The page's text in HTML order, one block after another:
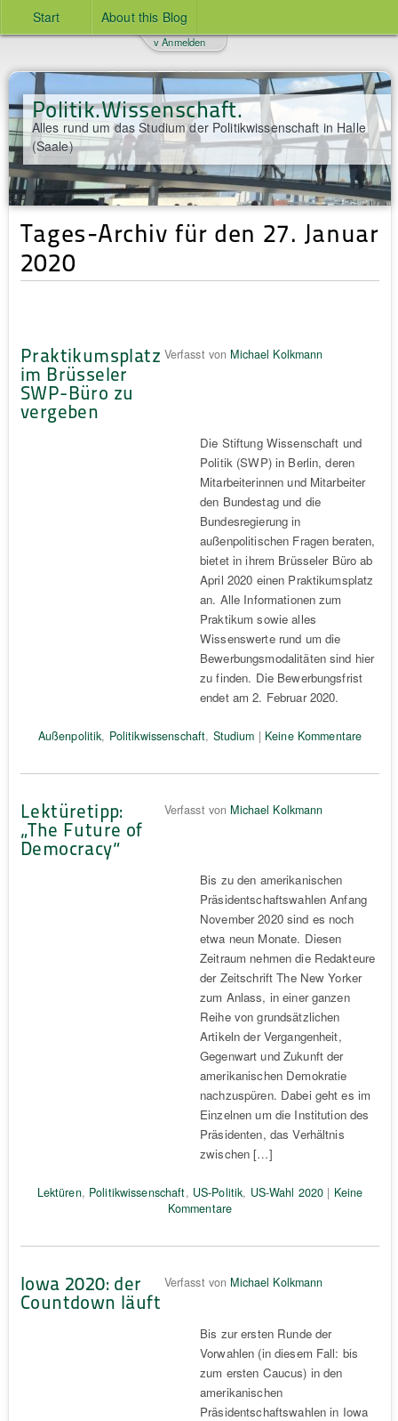
Start About this Blog
Politik.Wissenschaft.
Alles rund um das Studium der Politikwissenschaft in Halle
(Saale)
v Anmelden
Tages-Archiv für den 27. Januar
2020
Praktikumsplatz
im Brüsseler
SWP-Büro zu
vergeben
Verfasst von Michael Kolkmann
Die Stiftung Wissenschaft und
Politik (SWP) in Berlin, deren
Mitarbeiterinnen und Mitarbeiter
den Bundestag und die
Bundesregierung in
außenpolitischen Fragen beraten,
bietet in ihrem Brüsseler Büro ab
April 2020 einen Praktikumsplatz
an. Alle Informationen zum
Praktikum sowie alles
Wissenswerte rund um die
Bewerbungsmodalitäten sind hier
zu finden. Die Bewerbungsfrist
endet am 2. Februar 2020.
Außenpolitik, Politikwissenschaft, Studium | Keine Kommentare
Lektüretipp:
„The Future of
Democracy“
Verfasst von Michael Kolkmann
Bis zu den amerikanischen
Präsidentschaftswahlen Anfang
November 2020 sind es noch
etwa neun Monate. Diesen
Zeitraum nehmen die Redakteure
der Zeitschrift The New Yorker
zum Anlass, in einer ganzen
Reihe von grundsätzlichen
Artikeln der Vergangenheit,
Gegenwart und Zukunft der
amerikanischen Demokratie
nachzuspüren. Dabei geht es im
Einzelnen um die Institution des
Präsidenten, das Verhältnis
zwischen […]
Lektüren, Politikwissenschaft, US-Politik, US-Wahl 2020 | Keine
Kommentare
Iowa 2020: der
Countdown läuft
Verfasst von Michael Kolkmann
Bis zur ersten Runde der
Vorwahlen (in diesem Fall: bis
zum ersten Caucus) in den
amerikanischen
Präsidentschaftswahlen in Iowa